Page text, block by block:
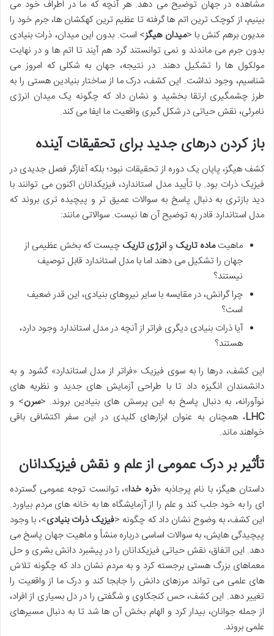
مشاهده در جهان توضیح می دهد. هر آنچه که ما در اطراف خود می
بینیم، از کوچک ترین اتم ها گرفته تا عظیم ترین کهکشان ها، جرم خود را
مدیون برهم کنش با <میدان هیگز> است. بدون این میدان، ذرات بنیادی
بدون جرم می ماندند و نمی توانستند گرد هم آیند تا اتم ها و در نهایت
مولکول ها را تشکیل دهند. در نتیجه، جهان به شکلی که امروز می
شناسیم، وجود نداشت. این کشف، درک ما از ساختار بنیادین هستی را به
طرز چشمگیری ارتقا بخشید و نشان داد که چگونه یک میدان انرژی
نامرئی، نقش حیاتی در شکل گیری واقعیت ما ایفا می کند.
باز کردن درهای جدید برای تحقیقات آینده
کشف هیگز، پایان یک دوره از تحقیقات نبود؛ بلکه آغازگر فصل جدیدی در
فیزیک ذرات بود. با تأیید مدل استاندارد، فیزیکدانان اکنون می توانند با
دید بازتری به دنبال پاسخ به سوالات عمیق تر و پیچیده تری بروند که
مدل استاندارد قادر به توضیح آن ها نیست. سوالاتی مانند:
ماهیتماده تاریک و انرژی تاریک چیست که بخش عظیمی از
جهان را تشکیل می دهند اما با مدل استاندارد قابل توصیف
نیستند؟
چرا گرانش، در مقایسه با سایر نیروهای بنیادی، این قدر ضعیف
است؟
آیا ذرات بنیادی دیگری فراتر از آنچه در مدل استاندارد وجود دارد،
هستند؟
این کشف، درها را به سوی فیزیک «فراتر از مدل استاندارد» گشود و به
دانشمندان انگیزه داد تا با طراحی آزمایش های جدید و نظریه های
نوآورانه، به دنبال پاسخ به این پرسش های بنیادین بروند. <سرن> و
LHC، همچنان به عنوان ابزارهای کلیدی در این سفر اکتشافی باقی
خواهند ماند.
تأثیر بر درک عمومی از علم و نقش فیزیکدانان
داستان هیگز، با نام پرجاذبه «ذره خدا»، توانست توجه عمومی گسترده
ای را به خود جلب کند و علم را از آزمایشگاه ها به خانه های مردم بیاورد.
این کشف، به وضوح نشان داد که چگونه <فیزیک ذرات بنیادی>، با وجود
پیچیدگی هایش، به سوالات اساسی درباره منشأ و ماهیت جهان پاسخ می
دهد. این اتفاق، نقش حیاتی فیزیکدانان را در پیشبرد دانش بشری و حل
معماهای بزرگ هستی برجسته کرد و به مردم نشان داد که چگونه تلاش
های علمی می تواند مرزهای دانش را جابجا کند و درک ما از واقعیت را
تغییر دهد. این کشف، حس کنجکاوی و شگفتی را در دل بسیاری از افراد،
از جمله جوانان، بیدار کرد و الهام بخش آن ها شد تا به دنبال مسیرهای
علمی بروند.